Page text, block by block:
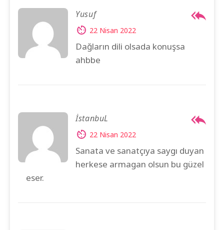
Yusuf
22 Nisan 2022
Dağların dili olsada konuşsa
ahbbe
İstanbuL
22 Nisan 2022
Sanata ve sanatçıya saygı duyan
herkese armagan olsun bu güzel
eser.